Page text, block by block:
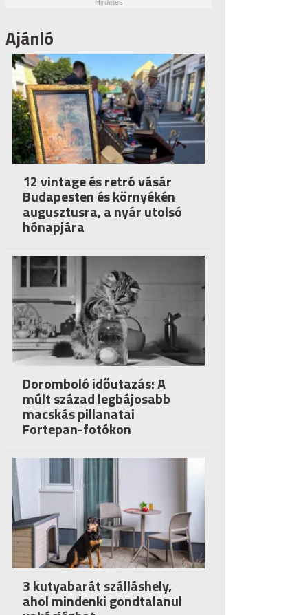
Ajánló
12 vintage és retró vásár
Budapesten és környékén
augusztusra, a nyár utolsó
hónapjára
Doromboló időutazás: A
múlt század legbájosabb
macskás pillanatai
Fortepan-fotókon
3 kutyabarát szálláshely,
ahol mindenki gondtalanul